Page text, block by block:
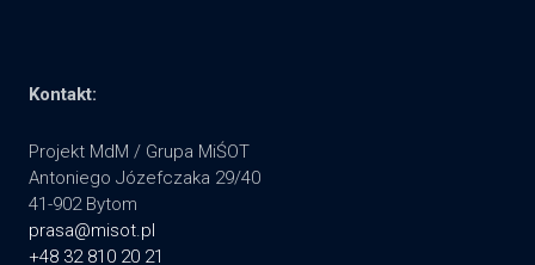
Kontakt:
Projekt MdM / Grupa MiŚOT
Antoniego Józefczaka 29/40
41-902 Bytom
prasa@misot.pl
+48 32 810 20 21